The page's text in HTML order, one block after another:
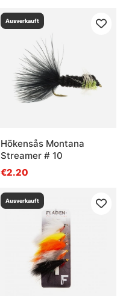
Ausverkauft
Hökensås Montana
Streamer # 10
€2.20
Ausverkauft